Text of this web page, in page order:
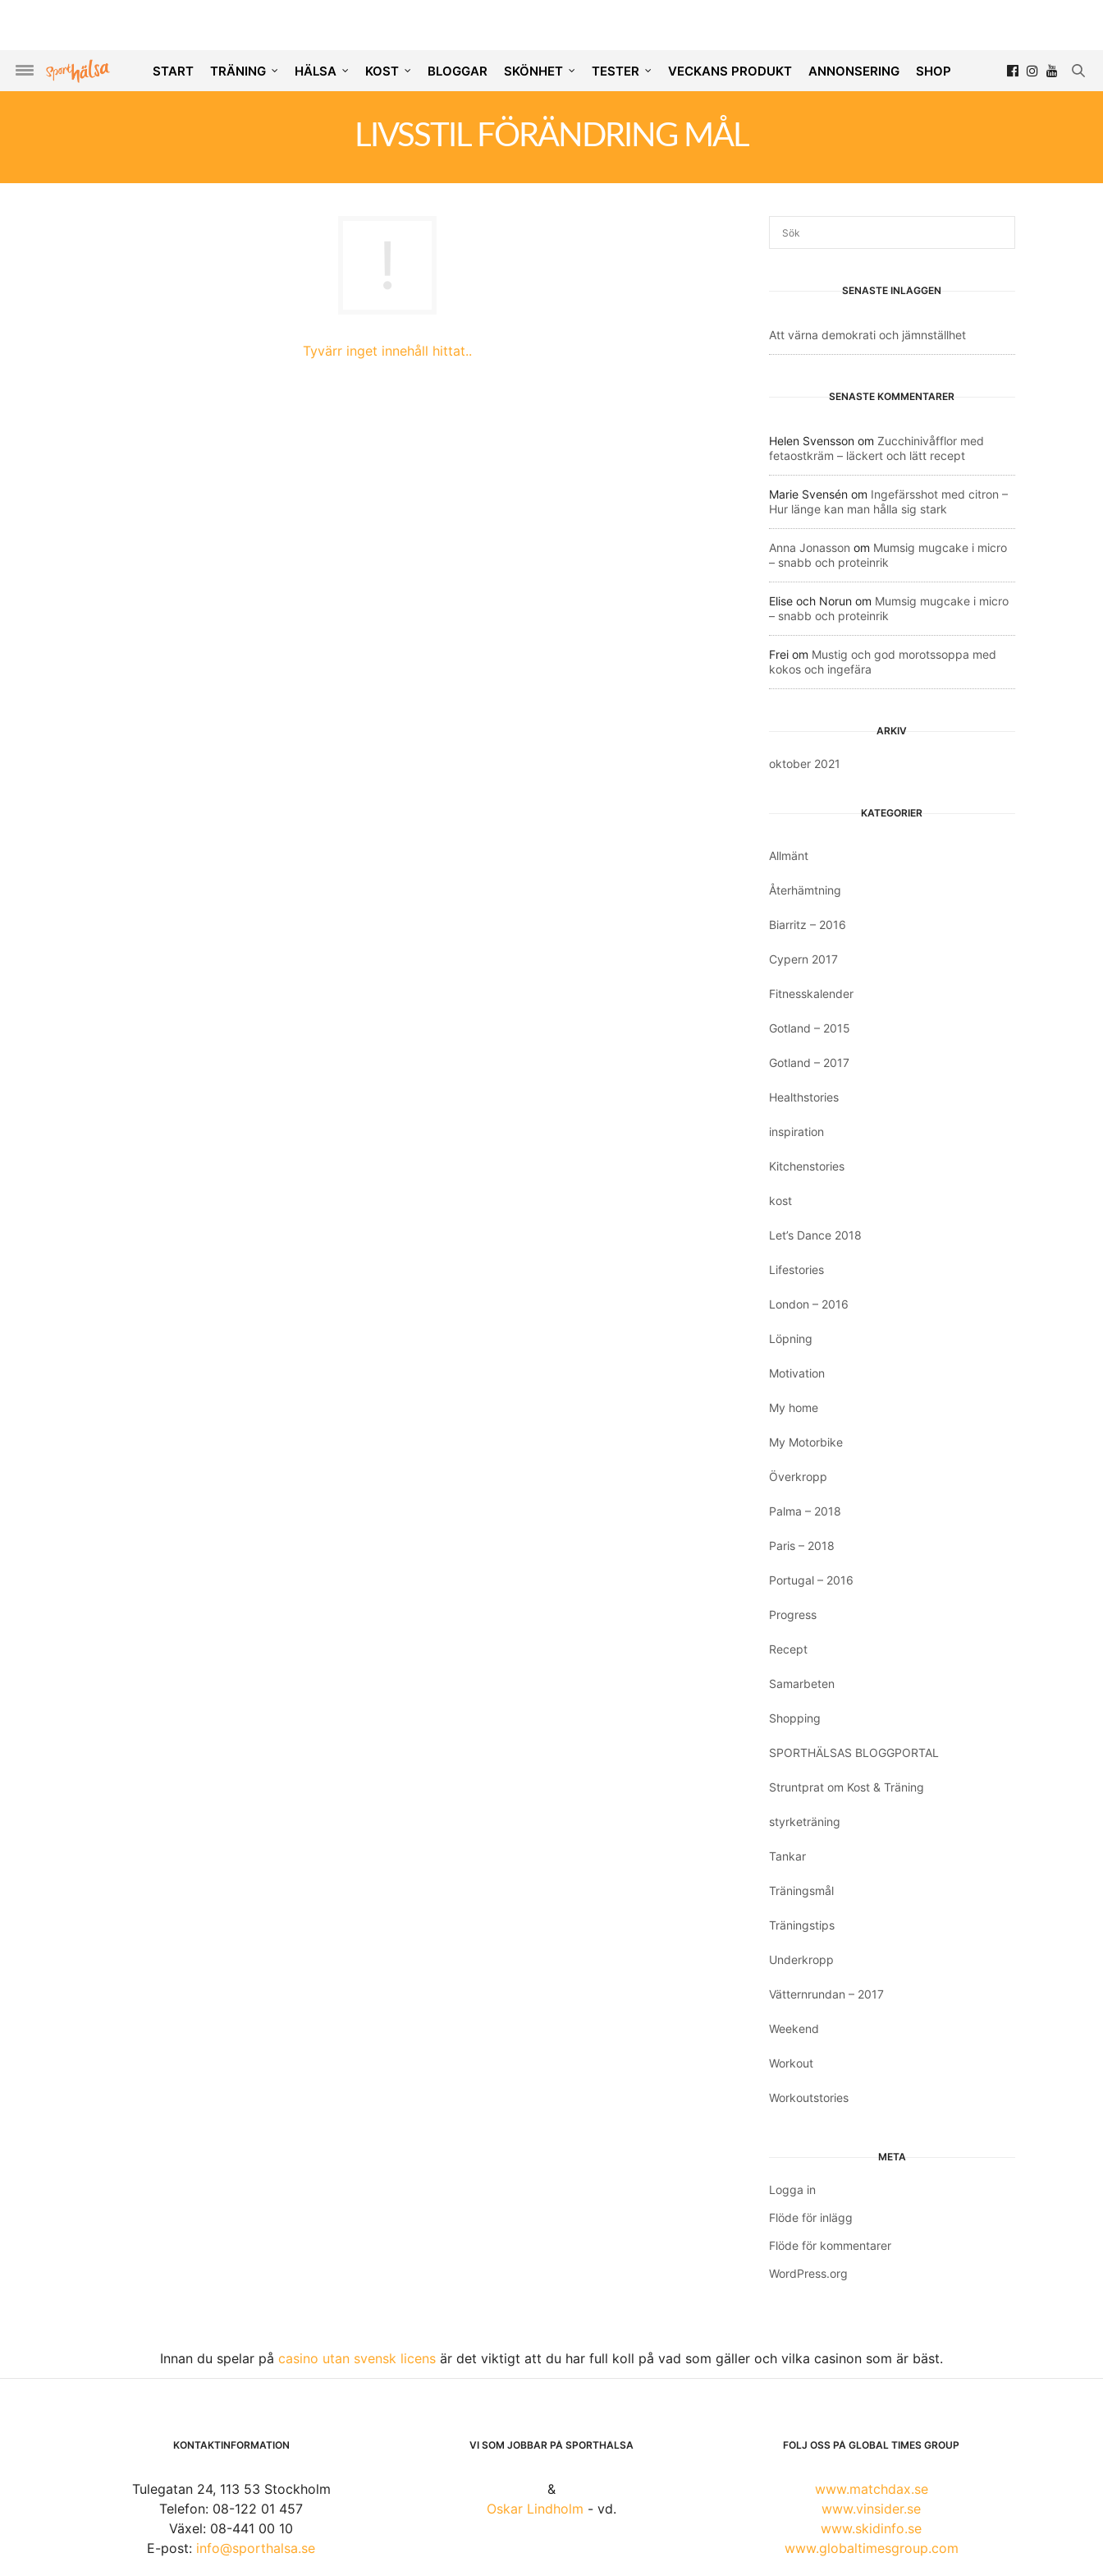
START TRÄNING HÄLSA KOST BLOGGAR SKÖNHET TESTER VECKANS PRODUKT ANNONSERING SHOP
LIVSSTIL FÖRÄNDRING MÅL
Tyvärr inget innehåll hittat..
SENASTE INLÄGGEN
Att värna demokrati och jämnställhet
SENASTE KOMMENTARER
Helen Svensson om Zucchinivåfflor med
fetaostkräm – läckert och lätt recept
Marie Svensén om Ingefärsshot med citron –
Hur länge kan man hålla sig stark
Anna Jonasson om Mumsig mugcake i micro
– snabb och proteinrik
Elise och Norun om Mumsig mugcake i micro
– snabb och proteinrik
Frei om Mustig och god morotssoppa med
kokos och ingefära
ARKIV
oktober 2021
KATEGORIER
Allmänt
Återhämtning
Biarritz – 2016
Cypern 2017
Fitnesskalender
Gotland – 2015
Gotland – 2017
Healthstories
inspiration
Kitchenstories
kost
Let’s Dance 2018
Lifestories
London – 2016
Löpning
Motivation
My home
My Motorbike
Överkropp
Palma – 2018
Paris – 2018
Portugal – 2016
Progress
Recept
Samarbeten
Shopping
SPORTHÄLSAS BLOGGPORTAL
Struntprat om Kost & Träning
styrketräning
Tankar
Träningsmål
Träningstips
Underkropp
Vätternrundan – 2017
Weekend
Workout
Workoutstories
META
Logga in
Flöde för inlägg
Flöde för kommentarer
WordPress.org
Innan du spelar på casino utan svensk licens är det viktigt att du har full koll på vad som gäller och vilka casinon som är bäst.
KONTAKTINFORMATION
Tulegatan 24, 113 53 Stockholm
Telefon: 08-122 01 457
Växel: 08-441 00 10
E-post: info@sporthalsa.se
VI SOM JOBBAR PÅ SPORTHÄLSA
&
Oskar Lindholm - vd.
FÖLJ OSS PÅ GLOBAL TIMES GROUP
www.matchdax.se
www.vinsider.se
www.skidinfo.se
www.globaltimesgroup.com